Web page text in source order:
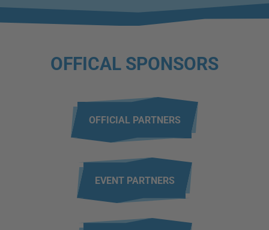
OFFICAL SPONSORS
OFFICIAL PARTNERS
EVENT PARTNERS